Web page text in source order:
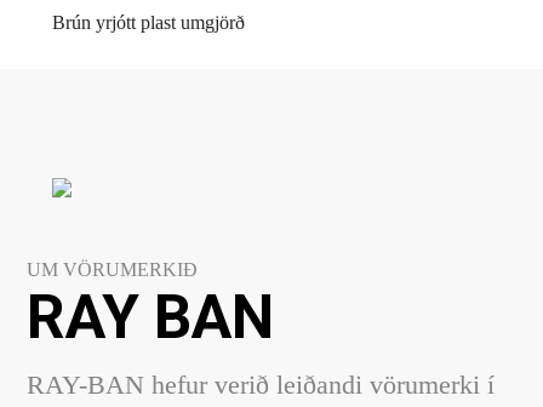
Brún yrjótt plast umgjörð
UM VÖRUMERKIÐ
RAY BAN
RAY-BAN hefur verið leiðandi vörumerki í